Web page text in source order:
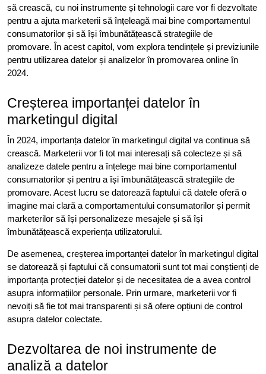
să crească, cu noi instrumente și tehnologii care vor fi dezvoltate
pentru a ajuta marketerii să înțeleagă mai bine comportamentul
consumatorilor și să își îmbunătățească strategiile de
promovare. În acest capitol, vom explora tendințele și previziunile
pentru utilizarea datelor și analizelor în promovarea online în
2024.
Creșterea importanței datelor în
marketingul digital
În 2024, importanța datelor în marketingul digital va continua să
crească. Marketerii vor fi tot mai interesați să colecteze și să
analizeze datele pentru a înțelege mai bine comportamentul
consumatorilor și pentru a își îmbunătățească strategiile de
promovare. Acest lucru se datorează faptului că datele oferă o
imagine mai clară a comportamentului consumatorilor și permit
marketerilor să își personalizeze mesajele și să își
îmbunătățească experiența utilizatorului.
De asemenea, creșterea importanței datelor în marketingul digital
se datorează și faptului că consumatorii sunt tot mai conștienți de
importanța protecției datelor și de necesitatea de a avea control
asupra informațiilor personale. Prin urmare, marketerii vor fi
nevoiți să fie tot mai transparenti și să ofere opțiuni de control
asupra datelor colectate.
Dezvoltarea de noi instrumente de
analiză a datelor